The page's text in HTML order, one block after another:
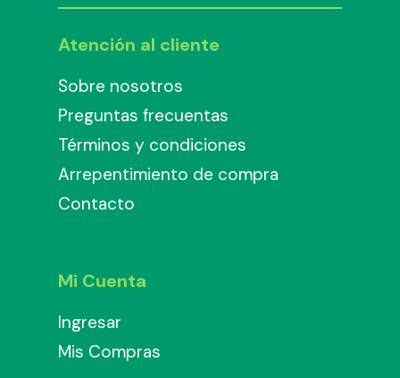
Atención al cliente
Sobre nosotros
Preguntas frecuentas
Términos y condiciones
Arrepentimiento de compra
Contacto
Mi Cuenta
Ingresar
Mis Compras